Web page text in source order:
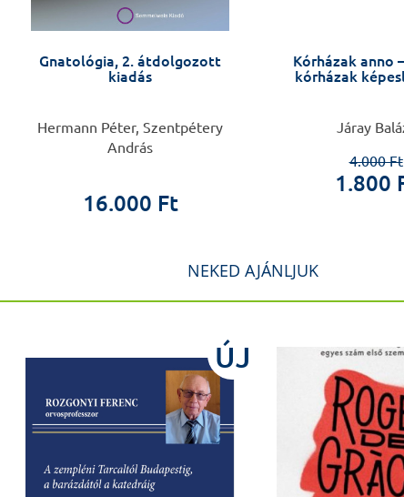
Gnatológia, 2. átdolgozott
kiadás
Hermann Péter, Szentpétery
András
16.000 Ft
Kórházak anno
kórházak
Járay
4.000 Ft
1.800
NEKED AJÁNLJUK
ÚJ